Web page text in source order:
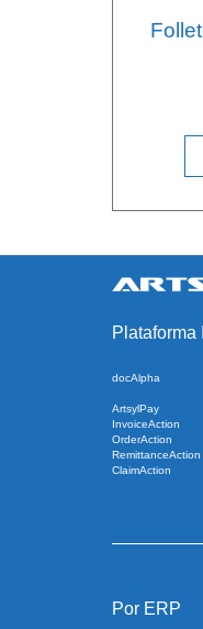
Plataforma
docAlpha
ArtsylPay
InvoiceAction
OrderAction
RemittanceAction
ClaimAction
Por ERP